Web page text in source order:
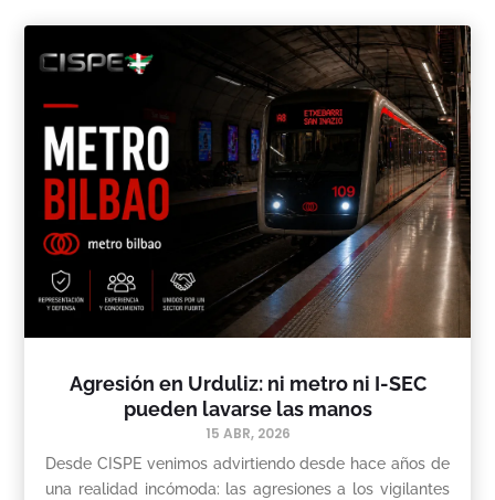
Agresión en Urduliz: ni metro ni I-SEC
pueden lavarse las manos
15 ABR, 2026
Desde CISPE venimos advirtiendo desde hace años de
una realidad incómoda: las agresiones a los vigilantes